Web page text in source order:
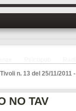
NO TAV
n. 13 del 25/11/2011 -